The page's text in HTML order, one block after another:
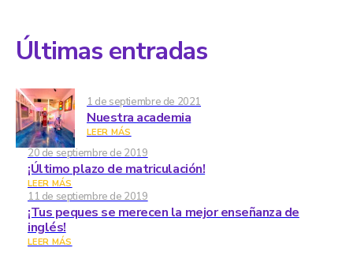
Últimas entradas
1 de septiembre de 2021
Nuestra academia
LEER MÁS
20 de septiembre de 2019
¡Último plazo de matriculación!
LEER MÁS
11 de septiembre de 2019
¡Tus peques se merecen la mejor enseñanza de
inglés!
LEER MÁS